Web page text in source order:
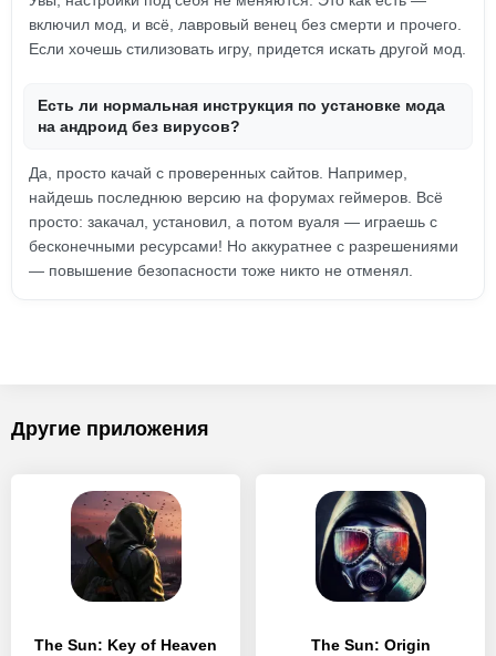
включил мод, и всё, лавровый венец без смерти и прочего.
Если хочешь стилизовать игру, придется искать другой мод.
Есть ли нормальная инструкция по установке мода
на андроид без вирусов?
Да, просто качай с проверенных сайтов. Например,
найдешь последнюю версию на форумах геймеров. Всё
просто: закачал, установил, а потом вуаля — играешь с
бесконечными ресурсами! Но аккуратнее с разрешениями
— повышение безопасности тоже никто не отменял.
Другие приложения
The Sun: Key of Heaven The Sun: Origin